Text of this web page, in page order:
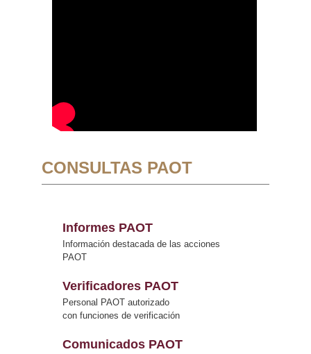
CONSULTAS PAOT
Informes PAOT
Información destacada de las acciones
PAOT
Verificadores PAOT
Personal PAOT autorizado
con funciones de verificación
Comunicados PAOT